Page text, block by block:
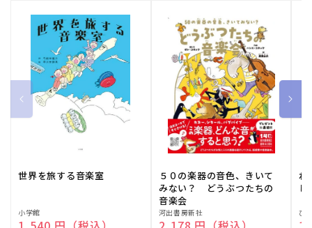
世界を旅する音楽室
販
小学館
５０の楽器の音色、きいて
みない？ どうぶつたちの
音楽会
販
河出書房新社
ね
販ひ